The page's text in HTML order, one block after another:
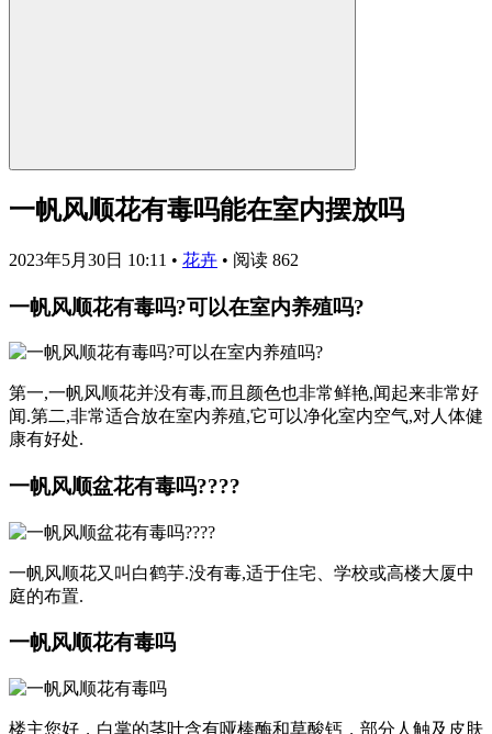
一帆风顺花有毒吗能在室内摆放吗
2023年5月30日 10:11 • 花卉 • 阅读 862
一帆风顺花有毒吗?可以在室内养殖吗?
第一,一帆风顺花并没有毒,而且颜色也非常鲜艳,闻起来非常好
闻.第二,非常适合放在室内养殖,它可以净化室内空气,对人体健
康有好处.
一帆风顺盆花有毒吗????
一帆风顺花又叫白鹤芋.没有毒,适于住宅、学校或高楼大厦中
庭的布置.
一帆风顺花有毒吗
楼主您好，白掌的茎叶含有哑棒酶和草酸钙，部分人触及皮肤